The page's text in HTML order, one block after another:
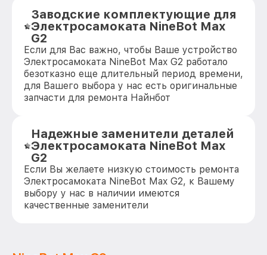
Заводские комплектующие для
Электросамоката NineBot Max
G2
Если для Вас важно, чтобы Ваше устройство
Электросамоката NineBot Max G2 работало
безотказно еще длительный период времени,
для Вашего выбора у нас есть оригинальные
запчасти для ремонта Найнбот
Надежные заменители деталей
Электросамоката NineBot Max
G2
Если Вы желаете низкую стоимость ремонта
Электросамоката NineBot Max G2, к Вашему
выбору у нас в наличии имеются
качественные заменители